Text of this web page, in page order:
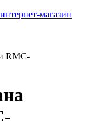
магазин
RMC-